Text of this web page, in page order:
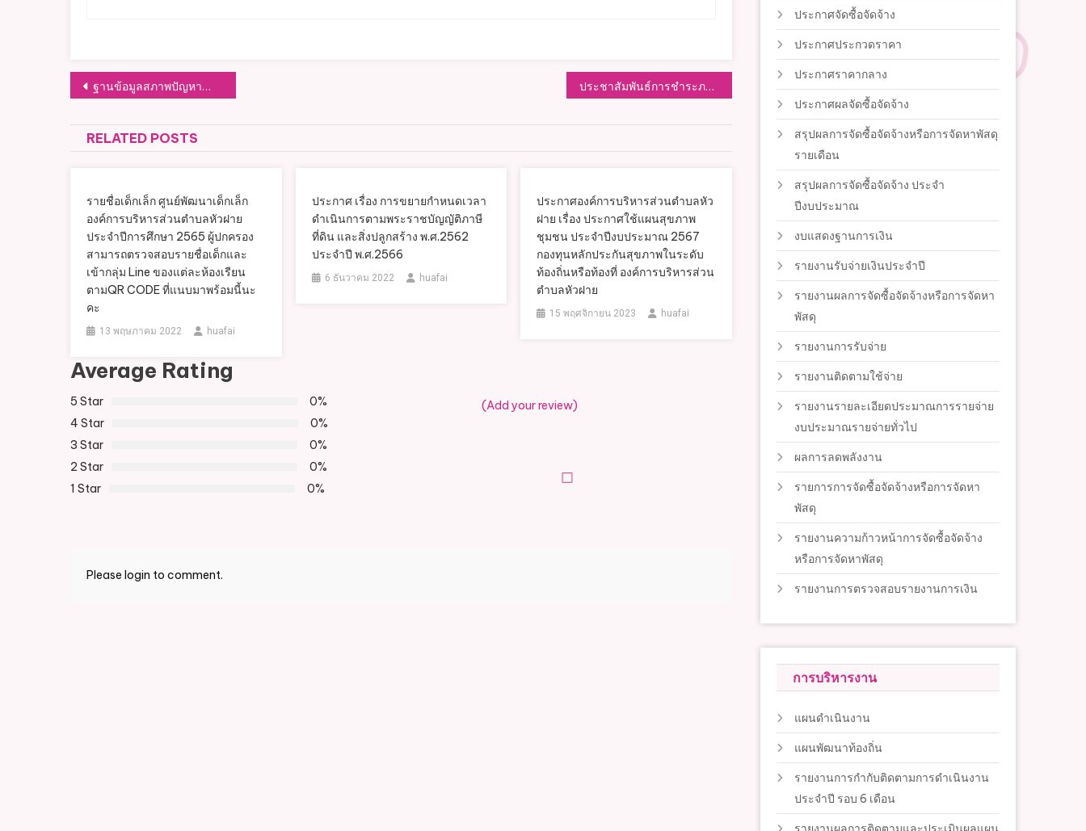
แนะแนว
เรื่อง
ฐานข้อมูลสภาพปัญหาน้ำเสียในพื้นที่ องค์การบริหารส่วนตำบลหัวฝาย ตามกฎกระทรวง กำหนดหลักเกณฑื วิธีการ และแบบการเก็บสถิติและข้อมูล การจัดทำบันทึกรายละเอียด และรายงาน สรุปผลการทำงานของระบบบำบัดน้ำเสีย พ.ศ. 2555 ประชาสัมพันธ์การชำระภาษีที่ดินและสิ่งปลูกสร้างและภาษีป้าย ประจำปี พ.ศ.2564
RELATED POSTS
รายชื่อเด็กเล็ก ศูนย์พัฒนาเด็กเล็ก
องค์การบริหารส่วนตำบลหัวฝาย
ประจำปีการศึกษา 2565 ผู้ปกครอง
สามารถตรวจสอบรายชื่อเด็กและ
เข้ากลุ่ม Line ของแต่ละห้องเรียน
ตามQR CODE ที่แนบมาพร้อมนี้นะ
คะ
13 พฤษภาคม 2022 huafai
ประกาศ เรื่อง การขยายกำหนดเวลา
ดำเนินการตามพระราชบัญญัติภาษี
ที่ดิน และสิ่งปลูกสร้าง พ.ศ.2562
ประจำปี พ.ศ.2566
6 ธันวาคม 2022 huafai
ประกาศองค์การบริหารส่วนตำบลหัว
ฝาย เรื่อง ประกาศใช้แผนสุขภาพ
ชุมชน ประจำปีงบประมาณ 2567
กองทุนหลักประกันสุขภาพในระดับ
ท้องถิ่นหรือท้องที่ องค์การบริหารส่วน
ตำบลหัวฝาย
15 พฤศจิกายน 2023 huafai
Average Rating
5 Star
0%
4 Star
0%
3 Star
0%
2 Star
0%
1 Star
0%
(Add your review)
Please login to comment.
ประกาศจัดซื้อจัดจ้าง
ประกาศประกวดราคา
ประกาศราคากลาง
ประกาศผลจัดซื้อจัดจ้าง
สรุปผลการจัดซื้อจัดจ้างหรือการจัดหาพัสดุ
รายเดือน
สรุปผลการจัดซื้อจัดจ้าง ประจำ
ปีงบประมาณ
งบแสดงฐานการเงิน
รายงานรับจ่ายเงินประจำปี
รายงานผลการจัดซื้อจัดจ้างหรือการจัดหา
พัสดุ
รายงานการรับจ่าย
รายงานติดตามใช้จ่าย
รายงานรายละเอียดประมาณการรายจ่าย
งบประมาณรายจ่ายทั่วไป
ผลการลดพลังงาน
รายการการจัดซื้อจัดจ้างหรือการจัดหา
พัสดุ
รายงานความก้าวหน้าการจัดซื้อจัดจ้าง
หรือการจัดหาพัสดุ
รายงานการตรวจสอบรายงานการเงิน
การบริหารงาน
แผนดำเนินงาน
แผนพัฒนาท้องถิ่น
รายงานการกำกับติดตามการดำเนินงาน
ประจำปี รอบ 6 เดือน